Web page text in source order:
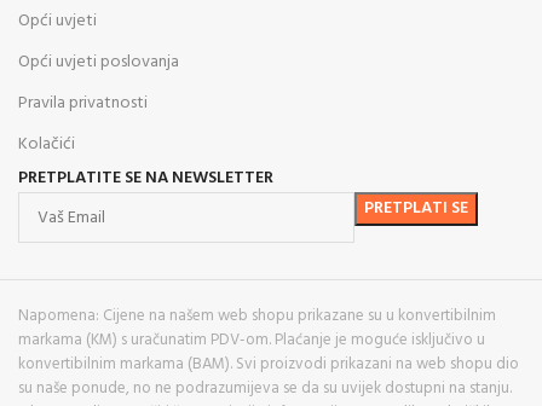
Opći uvjeti
Opći uvjeti poslovanja
Pravila privatnosti
Kolačići
PRETPLATITE SE NA NEWSLETTER
Napomena: Cijene na našem web shopu prikazane su u konvertibilnim
markama (KM) s uračunatim PDV-om. Plaćanje je moguće isključivo u
konvertibilnim markama (BAM). Svi proizvodi prikazani na web shopu dio
su naše ponude, no ne podrazumijeva se da su uvijek dostupni na stanju.